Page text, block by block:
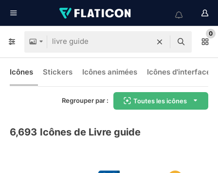
0
Icônes Stickers Icônes animées Icônes d'interface
Regrouper par : Toutes les icônes
6,693 Icônes de Livre guide